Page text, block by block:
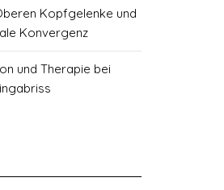
Kopfgelenke und
Konvergenz
und Therapie bei